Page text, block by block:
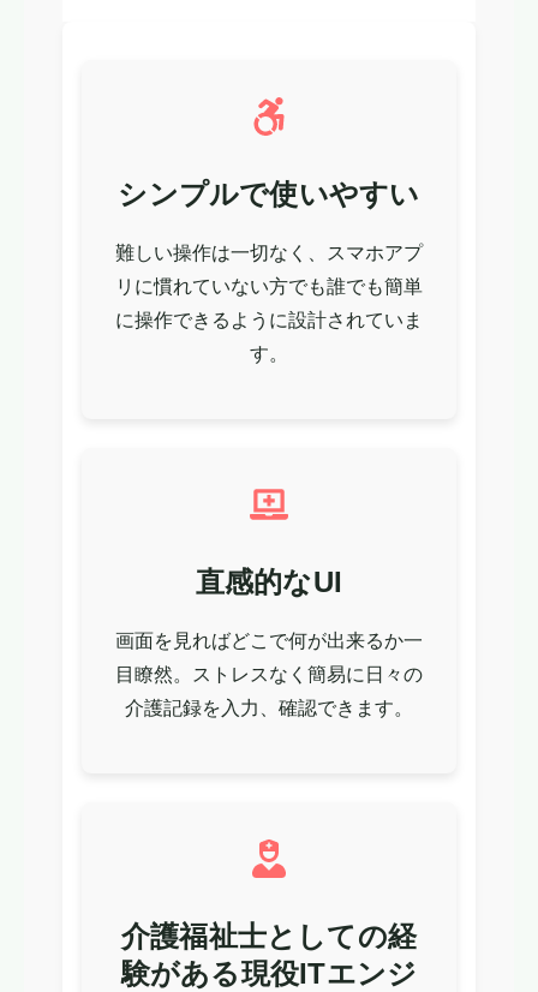
シンプルで使いやすい
難しい操作は一切なく、スマホアプ
リに慣れていない方でも誰でも簡単
に操作できるように設計されていま
す。
直感的なUI
画面を見ればどこで何が出来るか一
目瞭然。ストレスなく簡易に日々の
介護記録を入力、確認できます。
介護福祉士としての経
験がある現役ITエンジ